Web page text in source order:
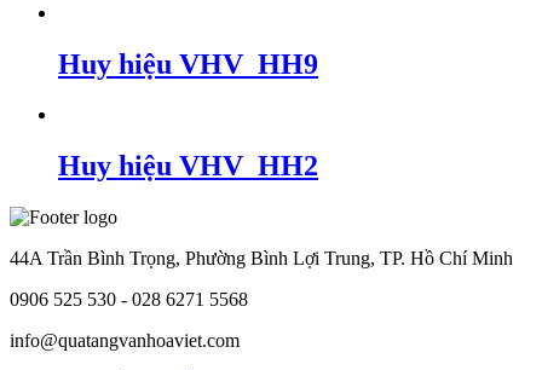
Huy hiệu VHV_HH9
Huy hiệu VHV_HH2
44A Trần Bình Trọng, Phường Bình Lợi Trung, TP. Hồ Chí Minh
0906 525 530 - 028 6271 5568
info@quatangvanhoaviet.com